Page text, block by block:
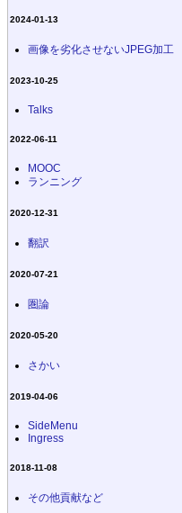
2024-01-13
画像を劣化させないJPEG加工
2023-10-25
Talks
2022-06-11
MOOC
ランニング
2020-12-31
翻訳
2020-07-21
圏論
2020-05-20
さかい
2019-04-06
SideMenu
Ingress
2018-11-08
その他貢献など